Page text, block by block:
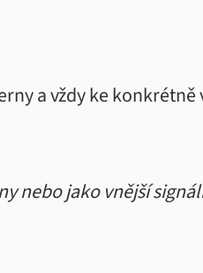
a vždy ke konkrétně
nebo jako vnější